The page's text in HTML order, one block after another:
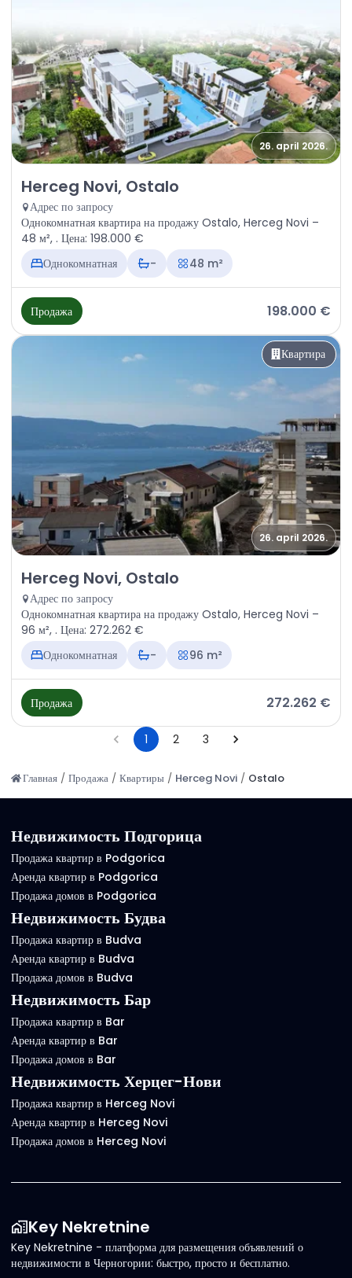
26. april 2026.
Продажа - Квартира Herceg Novi, Ostalo
Herceg Novi, Ostalo
Адрес по запросу
Однокомнатная квартира на продажу Ostalo, Herceg Novi –
48 м², . Цена: 198.000 €
Однокомнатная
- 48 m²
Продажа 198.000 €
Квартира
26. april 2026.
Продажа - Квартира Herceg Novi, Ostalo
Herceg Novi, Ostalo
Адрес по запросу
Однокомнатная квартира на продажу Ostalo, Herceg Novi –
96 м², . Цена: 272.262 €
Однокомнатная
- 96 m²
Продажа 272.262 €
1 2 3
Главная / Продажа / Квартиры / Herceg Novi / Ostalo
Недвижимость Подгорица
Продажа квартир в Podgorica
Аренда квартир в Podgorica
Продажа домов в Podgorica
Недвижимость Будва
Продажа квартир в Budva
Аренда квартир в Budva
Продажа домов в Budva
Недвижимость Бар
Продажа квартир в Bar
Аренда квартир в Bar
Продажа домов в Bar
Недвижимость Херцег-Нови
Продажа квартир в Herceg Novi
Аренда квартир в Herceg Novi
Продажа домов в Herceg Novi
Key Nekretnine
Key Nekretnine - платформа для размещения объявлений о
недвижимости в Черногории: быстро, просто и бесплатно.